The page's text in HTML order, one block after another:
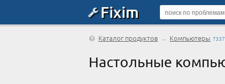
Fixim
Каталог продуктов → Компьютеры 7337
Настольные